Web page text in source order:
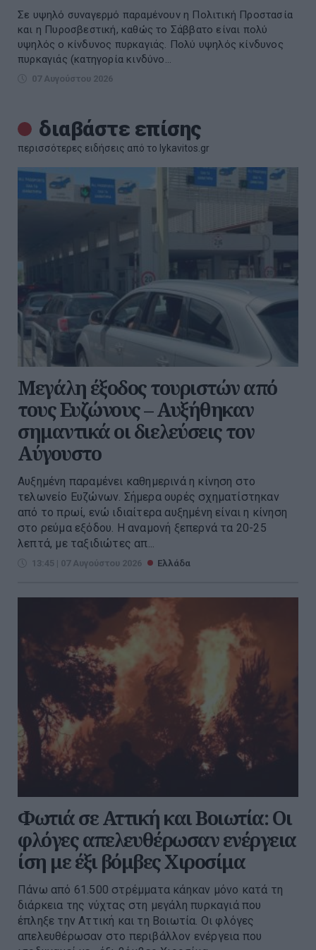
Σε υψηλό συναγερμό παραμένουν η Πολιτική Προστασία
και η Πυροσβεστική, καθώς το Σάββατο είναι πολύ
υψηλός ο κίνδυνος πυρκαγιάς. Πολύ υψηλός κίνδυνος
πυρκαγιάς (κατηγορία κινδύνο...
07 Αυγούστου 2026
διαβάστε επίσης
περισσότερες ειδήσεις από το lykavitos.gr
Μεγάλη έξοδος τουριστών από
τους Ευζώνους – Αυξήθηκαν
σημαντικά οι διελεύσεις τον
Αύγουστο
Αυξημένη παραμένει καθημερινά η κίνηση στο
τελωνείο Ευζώνων. Σήμερα ουρές σχηματίστηκαν
από το πρωί, ενώ ιδιαίτερα αυξημένη είναι η κίνηση
στο ρεύμα εξόδου. Η αναμονή ξεπερνά τα 20-25
λεπτά, με ταξιδιώτες απ...
13:45 | 07 Αυγούστου 2026 Ελλάδα
Φωτιά σε Αττική και Βοιωτία: Οι
φλόγες απελευθέρωσαν ενέργεια
ίση με έξι βόμβες Χιροσίμα
Πάνω από 61.500 στρέμματα κάηκαν μόνο κατά τη
διάρκεια της νύχτας στη μεγάλη πυρκαγιά που
έπληξε την Αττική και τη Βοιωτία. Οι φλόγες
απελευθέρωσαν στο περιβάλλον ενέργεια που